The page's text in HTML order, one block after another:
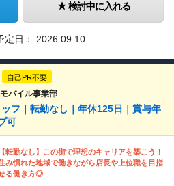
検討中に入れる
定日： 2026.09.10
自己PR不要
バイル事業部
フ｜転勤なし｜年休125日｜賞与年
可
【転勤なし】この街で理想のキャリアを築こう！
み慣れた地域で働きながら店長や上位職を目指
る働き方◎